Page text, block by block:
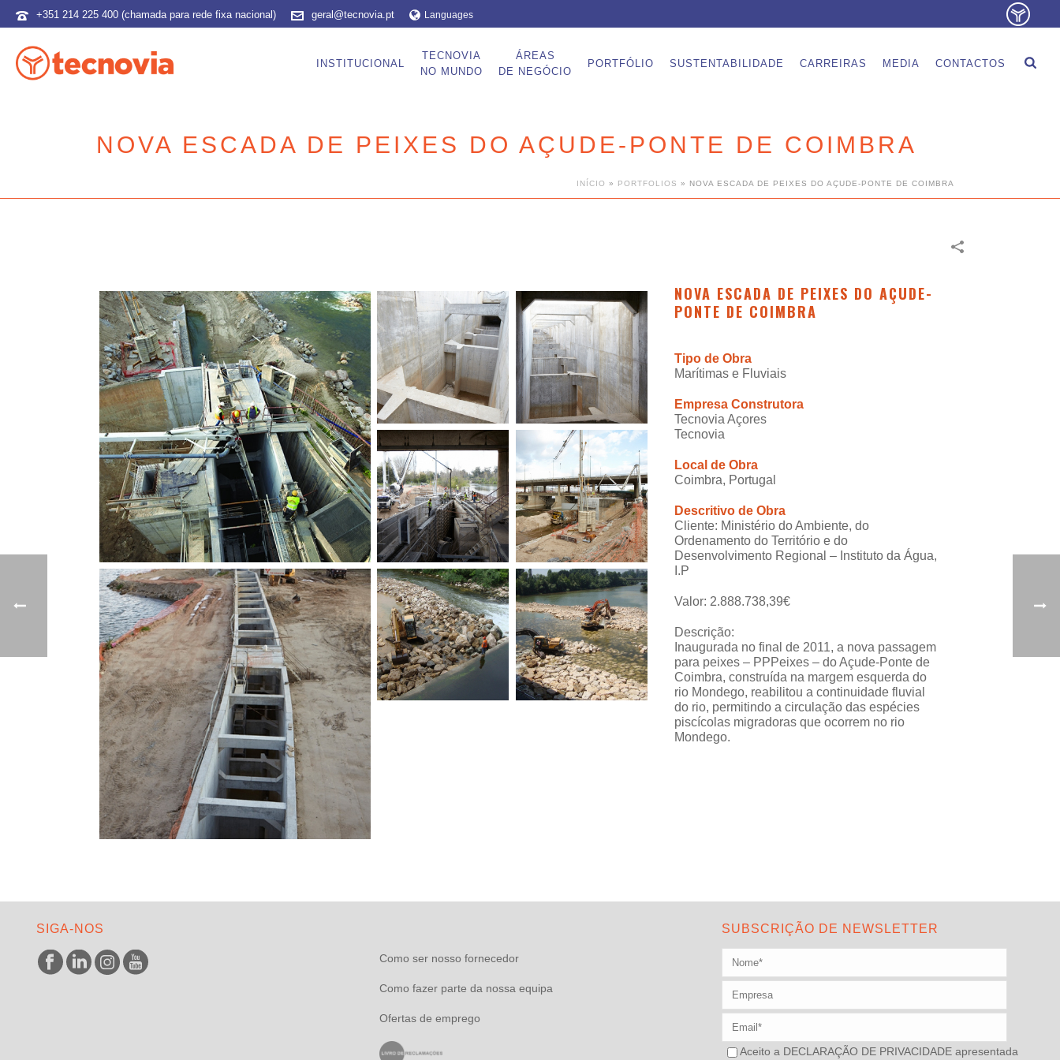
+351 214 225 400 (chamada para rede fixa nacional) geral@tecnovia.pt Languages
INSTITUCIONAL
TECNOVIA
NO MUNDO
ÁREAS
DE NEGÓCIO
PORTFÓLIO SUSTENTABILIDADE CARREIRAS MEDIA CONTACTOS
NOVA ESCADA DE PEIXES DO AÇUDE-PONTE DE COIMBRA
INÍCIO » PORTFOLIOS » NOVA ESCADA DE PEIXES DO AÇUDE-PONTE DE COIMBRA
NOVA ESCADA DE PEIXES DO AÇUDE-
PONTE DE COIMBRA
Tipo de Obra
Marítimas e Fluviais
Empresa Construtora
Tecnovia Açores
Tecnovia
Local de Obra
Coimbra, Portugal
Descritivo de Obra
Cliente: Ministério do Ambiente, do
Ordenamento do Território e do
Desenvolvimento Regional – Instituto da Água,
I.P
Valor: 2.888.738,39€
Descrição:
Inaugurada no final de 2011, a nova passagem
para peixes – PPPeixes – do Açude-Ponte de
Coimbra, construída na margem esquerda do
rio Mondego, reabilitou a continuidade fluvial
do rio, permitindo a circulação das espécies
piscícolas migradoras que ocorrem no rio
Mondego.
SIGA-NOS
Como ser nosso fornecedor
Como fazer parte da nossa equipa
Ofertas de emprego
SUBSCRIÇÃO DE NEWSLETTER
Aceito a DECLARAÇÃO DE PRIVACIDADE apresentada